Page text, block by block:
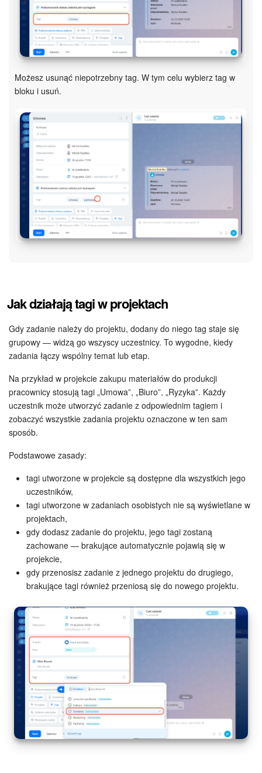
ZAŁÓŻ KONTO
LOGOWANIE
Możesz usunąć niepotrzebny tag. W tym celu wybierz tag w
bloku i usuń.
Jak działają tagi w projektach
Gdy zadanie należy do projektu, dodany do niego tag staje się
grupowy — widzą go wszyscy uczestnicy. To wygodne, kiedy
zadania łączy wspólny temat lub etap.
Na przykład w projekcie zakupu materiałów do produkcji
pracownicy stosują tagi „Umowa”, „Biuro”, „Ryzyka”. Każdy
uczestnik może utworzyć zadanie z odpowiednim tagiem i
zobaczyć wszystkie zadania projektu oznaczone w ten sam
sposób.
Podstawowe zasady:
tagi utworzone w projekcie są dostępne dla wszystkich jego
uczestników,
tagi utworzone w zadaniach osobistych nie są wyświetlane w
projektach,
gdy dodasz zadanie do projektu, jego tagi zostaną
zachowane — brakujące automatycznie pojawią się w
projekcie,
gdy przenosisz zadanie z jednego projektu do drugiego,
brakujące tagi również przeniosą się do nowego projektu.